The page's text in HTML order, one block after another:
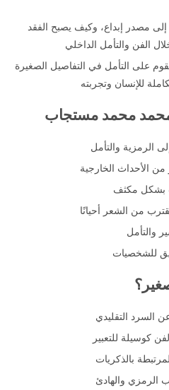
مصدر إبداع، وكيف يصبح الفقد
الفن والتأمل الداخلي
تقوم على التأمل في التفاصيل الصغيرة
للإنسان وتجربته
محمد مستجاب
الرمزية والتأمل
من الأحداث الخارجية
بشكل مكثف
من الشعر أحيانًا
والتأمل
للشخصيات
السرد التقليدي
كوسيلة للتعبير
بالذكريات
الرمزي والهادئ